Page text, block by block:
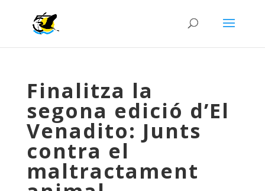
Finalitza la
segona edició d’El
Venadito: Junts
contra el
maltractament